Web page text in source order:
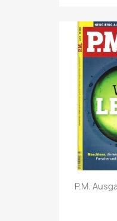
P.M.